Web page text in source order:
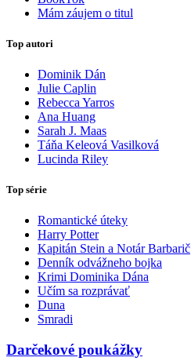
Mám záujem o titul
Top autori
Dominik Dán
Julie Caplin
Rebecca Yarros
Ana Huang
Sarah J. Maas
Táňa Keleová Vasilková
Lucinda Riley
Top série
Romantické úteky
Harry Potter
Kapitán Stein a Notár Barbarič
Denník odvážneho bojka
Krimi Dominika Dána
Učím sa rozprávať
Duna
Smradi
Darčekové poukážky